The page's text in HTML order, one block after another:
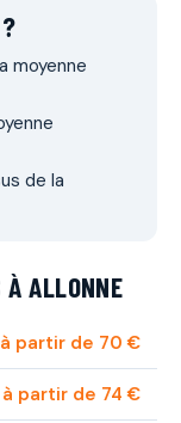
moyenne
de la
À ALLONNE
à partir de 70 €
à partir de 74 €